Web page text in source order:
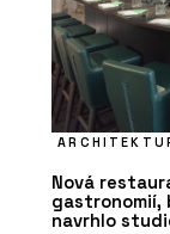
Nová
gastronomií,
navrhlo